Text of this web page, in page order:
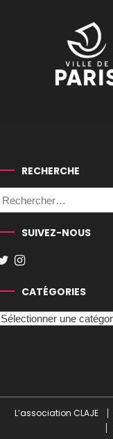
RECHERCHE
SUIVEZ-NOUS
CATÉGORIES
L’association CLAJE